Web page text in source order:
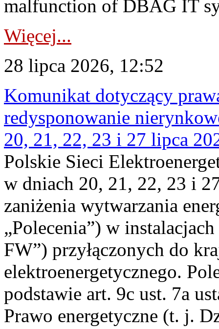
malfunction of DBAG IT
Więcej...
28 lipca 2026, 12:52
Komunikat dotyczący
redysponowanie
20, 21, 22, 23 i 27 lipca
Polskie Sieci
w dniach 20, 21, 22, 23 i
zaniżenia wytwarzania
„Polecenia”) w
FW”) przyłączonych do
elektroenergetycznego.
podstawie art. 9c ust. 7a
Prawo energetyczne (t. j.